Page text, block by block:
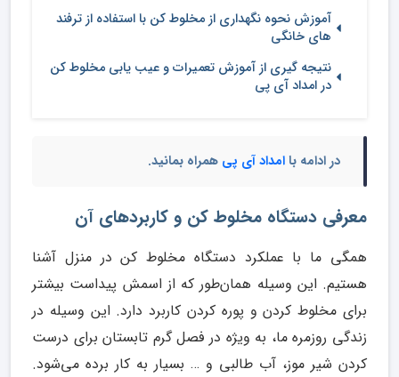
آموزش نحوه نگهداری از مخلوط کن با استفاده از ترفند
های خانگی
نتیجه گیری از آموزش تعمیرات و عیب یابی مخلوط کن
در امداد آی پی
در ادامه با امداد آی پی همراه بمانید.
معرفی دستگاه مخلوط کن و کاربردهای آن
همگی ما با عملکرد دستگاه مخلوط کن در منزل آشنا
هستیم. این وسیله همان‌طور که از اسمش پیداست بیشتر
برای مخلوط کردن و پوره کردن کاربرد دارد. این وسیله در
زندگی روزمره ما، به ویژه در فصل گرم تابستان برای درست
کردن شیر موز، آب طالبی و … بسیار به‌ کار برده می‌شود.